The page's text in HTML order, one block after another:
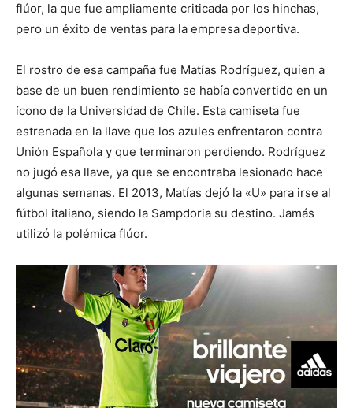
flúor, la que fue ampliamente criticada por los hinchas,
pero un éxito de ventas para la empresa deportiva.
El rostro de esa campaña fue Matías Rodríguez, quien a
base de un buen rendimiento se había convertido en un
ícono de la Universidad de Chile. Esta camiseta fue
estrenada en la llave que los azules enfrentaron contra
Unión Española y que terminaron perdiendo. Rodríguez
no jugó esa llave, ya que se encontraba lesionado hace
algunas semanas. El 2013, Matías dejó la «U» para irse al
fútbol italiano, siendo la Sampdoria su destino. Jamás
utilizó la polémica flúor.